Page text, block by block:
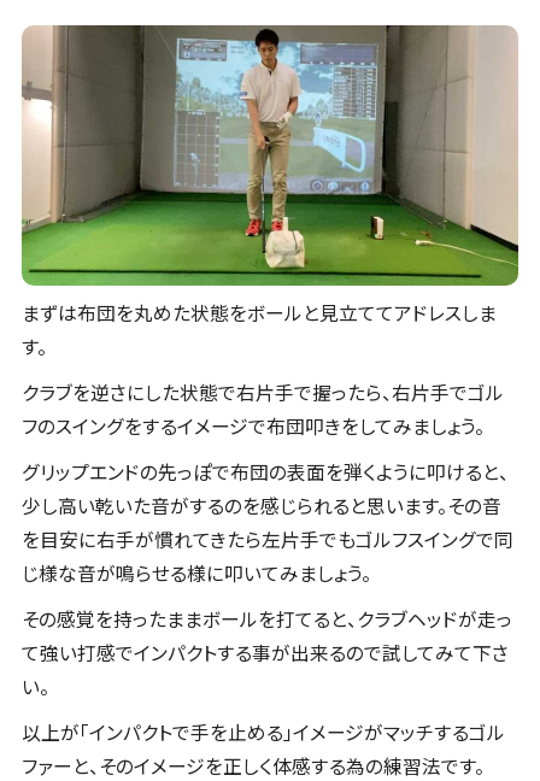
まずは布団を丸めた状態をボールと見立ててアドレスしま
す。
クラブを逆さにした状態で右片手で握ったら、右片手でゴル
フのスイングをするイメージで布団叩きをしてみましょう。
グリップエンドの先っぽで布団の表面を弾くように叩けると、
少し高い乾いた音がするのを感じられると思います。その音
を目安に右手が慣れてきたら左片手でもゴルフスイングで同
じ様な音が鳴らせる様に叩いてみましょう。
その感覚を持ったままボールを打てると、クラブヘッドが走っ
て強い打感でインパクトする事が出来るので試してみて下さ
い。
以上が「インパクトで手を止める」イメージがマッチするゴル
ファーと、そのイメージを正しく体感する為の練習法です。